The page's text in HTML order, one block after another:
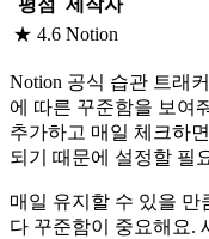
평점
제작자
★ 4.6 Notion
Notion 공식 습관 트래
에 따른 꾸준함을 보여
추가하고 매일 체크하
되기 때문에 설정할 필
매일 유지할 수 있을 만
다 꾸준함이 중요해요.